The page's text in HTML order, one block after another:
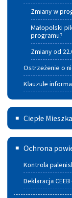
Zmiany w
Małopolski
programu?
Zmiany od
Ostrzeżenie o
Klauzule
Ciepłe
Mieszkanie
Ciepłe
Deklaracja
CEEB
źródła
Ochrona
Kontrola
Deklaracja